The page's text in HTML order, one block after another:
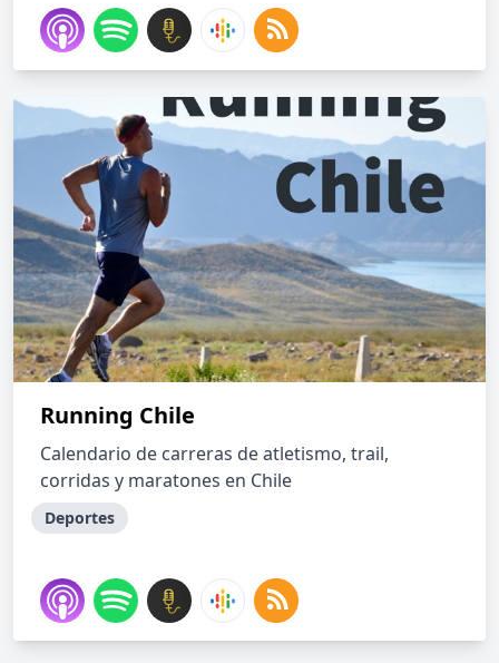
Running Chile
Calendario de carreras de atletismo, trail,
corridas y maratones en Chile
Deportes